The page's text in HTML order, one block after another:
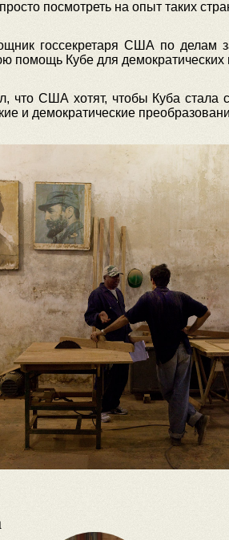
просто посмотреть на опыт таких
госсекретаря США по делам
помощь Кубе для демократических
что США хотят, чтобы Куба
и демократические